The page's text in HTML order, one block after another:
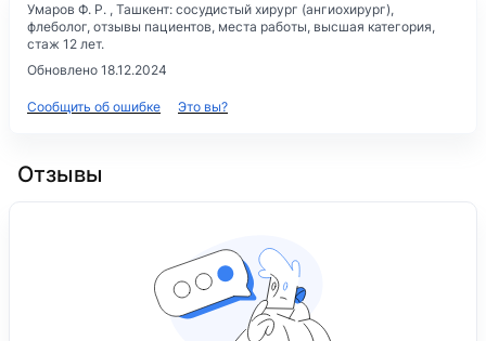
Умаров Ф. Р. , Ташкент: сосудистый хирург (ангиохирург),
флеболог, отзывы пациентов, места работы, высшая категория,
стаж 12 лет.
Обновлено 18.12.2024
Сообщить об ошибке Это вы?
Отзывы